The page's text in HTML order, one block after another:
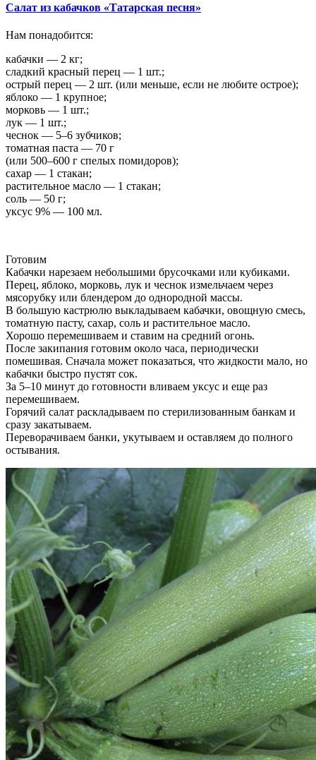
Салат из кабачков «Татарская песня»
Нам понадобится:
кабачки — 2 кг;
сладкий красный перец — 1 шт.;
острый перец — 2 шт. (или меньше, если не любите острое);
яблоко — 1 крупное;
морковь — 1 шт.;
лук — 1 шт.;
чеснок — 5–6 зубчиков;
томатная паста — 70 г
(или 500–600 г спелых помидоров);
сахар — 1 стакан;
растительное масло — 1 стакан;
соль — 50 г;
уксус 9% — 100 мл.
Готовим
Кабачки нарезаем небольшими брусочками или кубиками.
Перец, яблоко, морковь, лук и чеснок измельчаем через
мясорубку или блендером до однородной массы.
В большую кастрюлю выкладываем кабачки, овощную смесь,
томатную пасту, сахар, соль и растительное масло.
Хорошо перемешиваем и ставим на средний огонь.
После закипания готовим около часа, периодически
помешивая. Сначала может показаться, что жидкости мало, но
кабачки быстро пустят сок.
За 5–10 минут до готовности вливаем уксус и еще раз
перемешиваем.
Горячий салат раскладываем по стерилизованным банкам и
сразу закатываем.
Переворачиваем банки, укутываем и оставляем до полного
остывания.